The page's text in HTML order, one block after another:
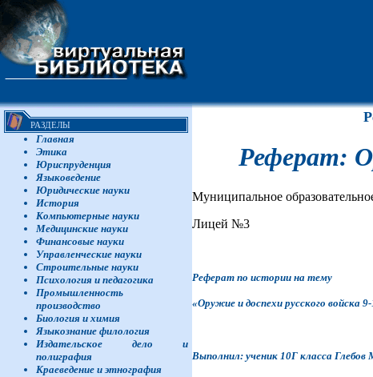
РАЗДЕЛЫ
Главная
Этика
Юриспруденция
Языковедение
Юридические науки
История
Компьютерные науки
Медицинские науки
Финансовые науки
Управленческие науки
Строительные науки
Психология и педагогика
Промышленность
производство
Биология и химия
Языкознание филология
Издательское дело и
полиграфия
Краеведение и этнография
Реферат:
Муниципальное
Лицей №3
Реферат по истории на тему
«Оружие и доспехи русского войска 9-
Выполнил: ученик 10Г класса Глебов